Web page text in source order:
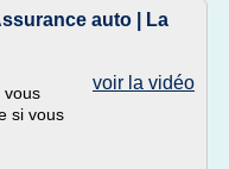
auto | La
voir la vidéo
vous
si vous